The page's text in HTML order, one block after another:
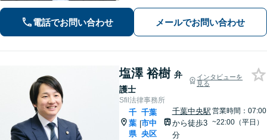
以内に回答、電話は弁護士直通です
【休日・夜間面談は事前予約】
電話でお問い合わせ メールでお問い合わせ
塩澤 裕樹 弁
護士
インタビューを
見る
Sfil法律事務所
千
葉
県
|
千葉
市中
央区
千葉中央駅
から徒歩3
分
営業時間：07:00
~22:00（平日）